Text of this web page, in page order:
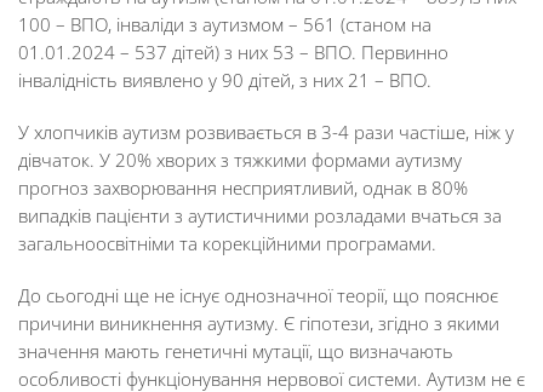
100 – ВПО, інваліди з аутизмом – 561 (станом на
01.01.2024 – 537 дітей) з них 53 – ВПО. Первинно
інвалідність виявлено у 90 дітей, з них 21 – ВПО.
У хлопчиків аутизм розвивається в 3-4 рази частіше, ніж у
дівчаток. У 20% хворих з тяжкими формами аутизму
прогноз захворювання несприятливий, однак в 80%
випадків пацієнти з аутистичними розладами вчаться за
загальноосвітніми та корекційними програмами.
До сьогодні ще не існує однозначної теорії, що пояснює
причини виникнення аутизму. Є гіпотези, згідно з якими
значення мають генетичні мутації, що визначають
особливості функціонування нервової системи. Аутизм не є